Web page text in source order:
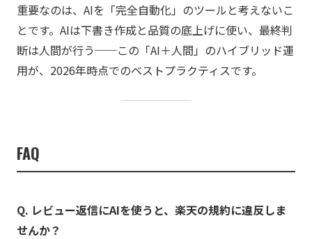
重要なのは、AIを「完全自動化」のツールと考えないこ
とです。AIは下書き作成と品質の底上げに使い、最終判
断は人間が行う──この「AI＋人間」のハイブリッド運
用が、2026年時点でのベストプラクティスです。
FAQ
Q. レビュー返信にAIを使うと、楽天の規約に違反しま
せんか？